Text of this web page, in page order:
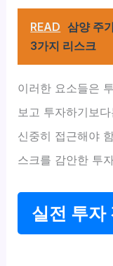
READ 삼양 주
3가지 리스크
이러한 요소들은
보고 투자하기보
신중히 접근해야
스크를 감안한 투
실전 투자